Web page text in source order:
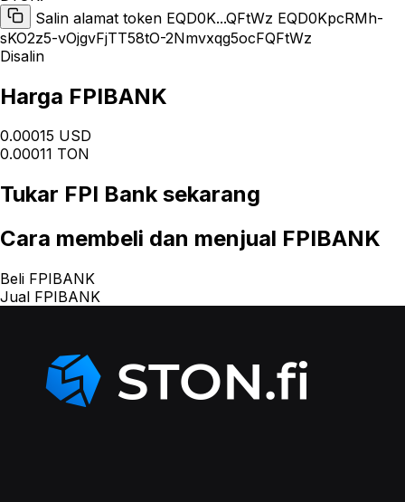
Salin alamat token EQD0K...QFtWz EQD0KpcRMh-
sKO2z5-vOjgvFjTT58tO-2Nmvxqg5ocFQFtWz
Disalin
Harga FPIBANK
0.00015 USD
0.00011 TON
Tukar FPI Banksekarang
Cara membeli dan menjual FPIBANK
Beli FPIBANK
Jual FPIBANK